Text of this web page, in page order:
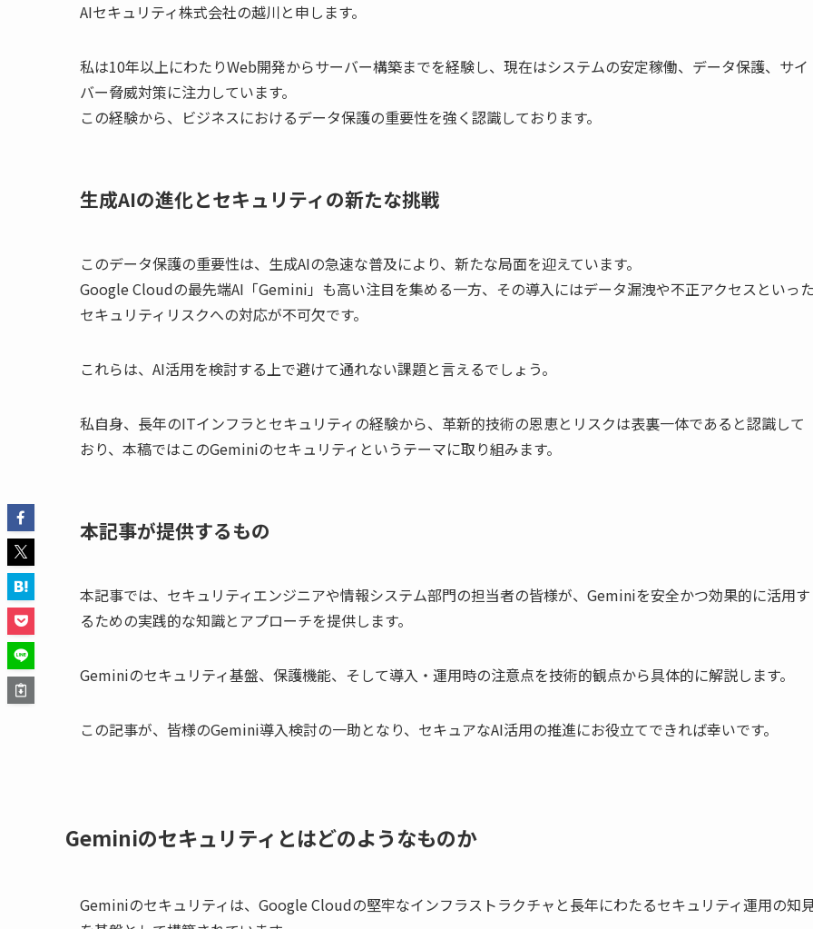
AIセキュリティ株式会社の越川と申します。
私は10年以上にわたりWeb開発からサーバー構築までを経験し、現在はシステムの安定稼働、データ保護、サイ
バー脅威対策に注力しています。
この経験から、ビジネスにおけるデータ保護の重要性を強く認識しております。
生成AIの進化とセキュリティの新たな挑戦
このデータ保護の重要性は、生成AIの急速な普及により、新たな局面を迎えています。
Google Cloudの最先端AI「Gemini」も高い注目を集める一方、その導入にはデータ漏洩や不正アクセスといっ
セキュリティリスクへの対応が不可欠です。
これらは、AI活用を検討する上で避けて通れない課題と言えるでしょう。
私自身、長年のITインフラとセキュリティの経験から、革新的技術の恩恵とリスクは表裏一体であると認識して
おり、本稿ではこのGeminiのセキュリティというテーマに取り組みます。
本記事が提供するもの
本記事では、セキュリティエンジニアや情報システム部門の担当者の皆様が、Geminiを安全かつ効果的に活用す
るための実践的な知識とアプローチを提供します。
Geminiのセキュリティ基盤、保護機能、そして導入・運用時の注意点を技術的観点から具体的に解説します。
この記事が、皆様のGemini導入検討の一助となり、セキュアなAI活用の推進にお役立てできれば幸いです。
Geminiのセキュリティとはどのようなものか
Geminiのセキュリティは、Google Cloudの堅牢なインフラストラクチャと長年にわたるセキュリティ運用の知